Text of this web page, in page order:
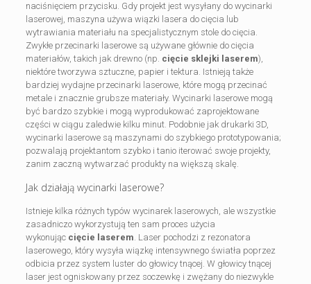
naciśnięciem przycisku. Gdy projekt jest wysyłany do wycinarki
laserowej, maszyna używa wiązki lasera do cięcia lub
wytrawiania materiału na specjalistycznym stole do cięcia.
Zwykłe przecinarki laserowe są używane głównie do cięcia
materiałów, takich jak drewno (np. cięcie sklejki laserem),
niektóre tworzywa sztuczne, papier i tektura. Istnieją także
bardziej wydajne przecinarki laserowe, które mogą przecinać
metale i znacznie grubsze materiały. Wycinarki laserowe mogą
być bardzo szybkie i mogą wyprodukować zaprojektowane
części w ciągu zaledwie kilku minut. Podobnie jak drukarki 3D,
wycinarki laserowe są maszynami do szybkiego prototypowania;
pozwalają projektantom szybko i tanio iterować swoje projekty,
zanim zaczną wytwarzać produkty na większą skalę.
Jak działają wycinarki laserowe?
Istnieje kilka różnych typów wycinarek laserowych, ale wszystkie
zasadniczo wykorzystują ten sam proces użycia
wykonując cięcie laserem. Laser pochodzi z rezonatora
laserowego, który wysyła wiązkę intensywnego światła poprzez
odbicia przez system luster do głowicy tnącej. W głowicy tnącej
laser jest ogniskowany przez soczewkę i zwężany do niezwykle